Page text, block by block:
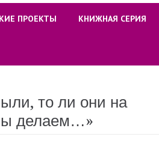
ПРОЕКТЫ КНИЖНАЯ СЕРИЯ
то ли они на
делаем…»